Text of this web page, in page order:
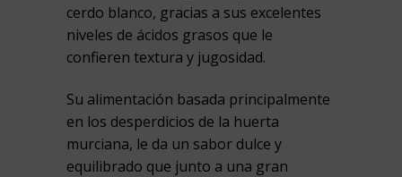
cerdo blanco, gracias a sus excelentes
niveles de ácidos grasos que le
confieren textura y jugosidad.
Su alimentación basada principalmente
en los desperdicios de la huerta
murciana, le da un sabor dulce y
equilibrado que junto a una gran